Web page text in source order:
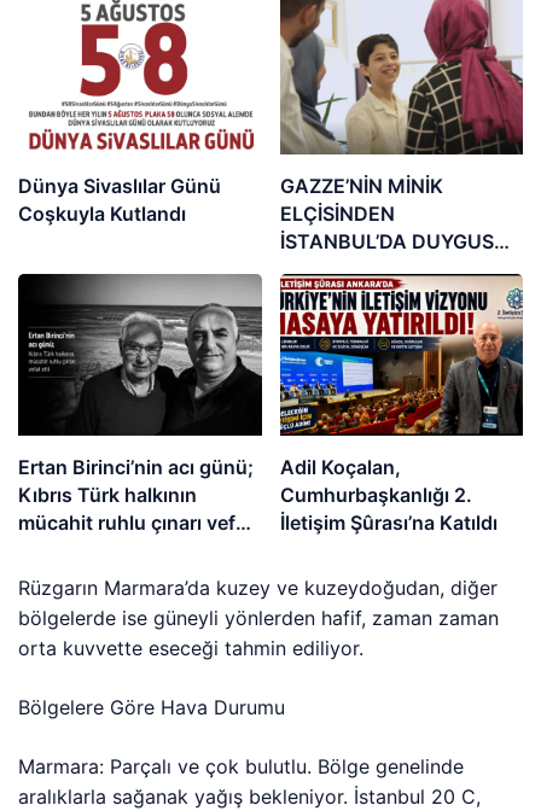
Dünya Sivaslılar Günü
Coşkuyla Kutlandı
GAZZE’NİN MİNİK
ELÇİSİNDEN
İSTANBUL’DA DUYGUSAL
MESAJ: “BURASI BENİM
İKİNCİ EVİM”
Ertan Birinci’nin acı günü;
Kıbrıs Türk halkının
mücahit ruhlu çınarı vefat
Adil Koçalan,
Cumhurbaşkanlığı 2.
İletişim Şûrası’na Katıldı
Rüzgarın Marmara’da kuzey ve kuzeydoğudan, diğer
bölgelerde ise güneyli yönlerden hafif, zaman zaman
orta kuvvette eseceği tahmin ediliyor.
Bölgelere Göre Hava Durumu
Marmara: Parçalı ve çok bulutlu. Bölge genelinde
aralıklarla sağanak yağış bekleniyor. İstanbul 20 C,